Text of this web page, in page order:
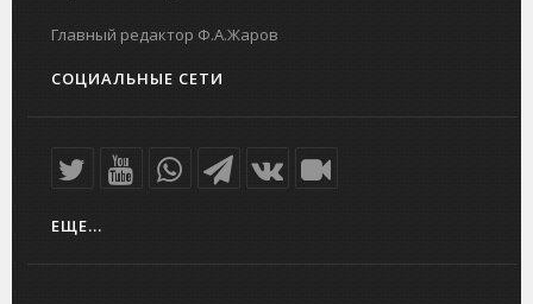
Главный редактор Ф.А.Жаров
СОЦИАЛЬНЫЕ СЕТИ
ЕЩЕ...